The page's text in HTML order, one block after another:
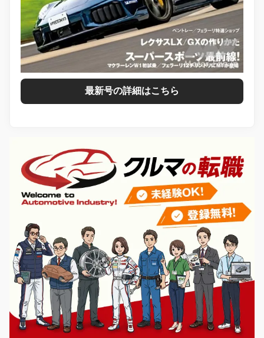
最新号の詳細はこちら